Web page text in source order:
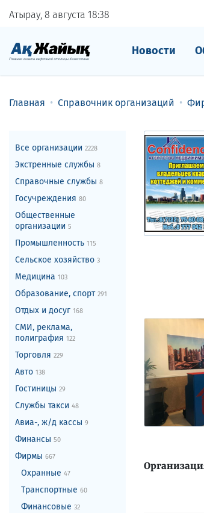
Атырау, 8 августа 18:38
Новости
Главная Справочник организаций
Все организации 2228
Экстренные службы 8
Справочные службы 8
Госучреждения 80
Общественные
организации 5
Промышленность 115
Сельское хозяйство 3
Медицина 103
Образование, спорт 291
Отдых и досуг 168
СМИ, реклама,
полиграфия 122
Торговля 229
Авто 138
Гостиницы 29
Службы такси 48
Авиа-, ж/д кассы 9
Финансы 50
Фирмы 667
Охранные 47
Транспортные 60
Финансовые 32